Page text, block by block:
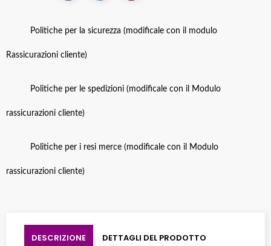
Politiche per la sicurezza (modificale con il modulo
Rassicurazioni cliente)
Politiche per le spedizioni (modificale con il Modulo
rassicurazioni cliente)
Politiche per i resi merce (modificale con il Modulo
rassicurazioni cliente)
DESCRIZIONE DETTAGLI DEL PRODOTTO